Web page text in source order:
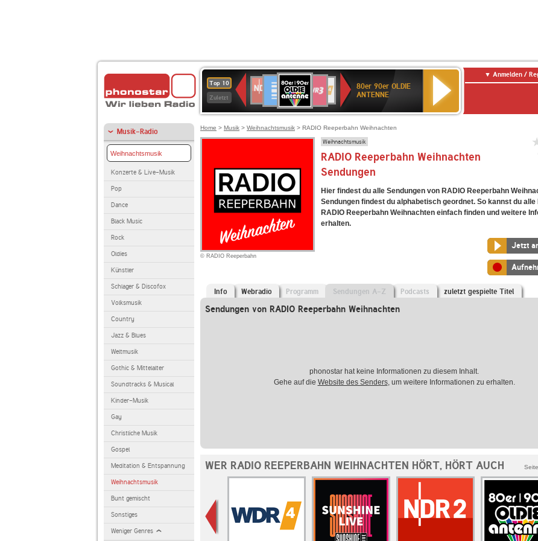
Top 10
Zuletzt
Deutschlandfunk
80er
90er
OLDIE
ANTENNE
SWR3
SWR
Kultur
NDR
2
80er 90er OLDIE
ANTENNE
Anmelden /
Musik-Radio
Weihnachtsmusik
Konzerte & Live-Musik
Pop
Dance
Black Music
Rock
Oldies
Künstler
Schlager & Discofox
Volksmusik
Country
Jazz & Blues
Weltmusik
Gothic & Mittelalter
Soundtracks & Musical
Kinder-Musik
Gay
Christliche Musik
Gospel
Meditation & Entspannung
Weihnachtsmusik
Bunt gemischt
Sonstiges
Weniger Genres
Home > Musik > Weihnachtsmusik > RADIO Reeperbahn Weihnachten
© RADIO Reeperbahn
Weihnachtsmusik
RADIO Reeperbahn Weihnachten
Sendungen
Hier findest du alle Sendungen von RADIO Reeperbahn
Sendungen findest du alphabetisch geordnet. So kannst du alle
RADIO Reeperbahn Weihnachten einfach finden und weitere
erhalten.
Jetzt
Info Webradio Programm Sendungen A-Z Podcasts zuletzt gespielte Titel
Sendungen von RADIO Reeperbahn Weihnachten
phonostar hat keine Informationen zu diesem Inhalt.
Gehe auf die Website des Senders, um weitere Informationen zu erhalten.
WER RADIO REEPERBAHN WEIHNACHTEN HÖRT, HÖRT AUCH Seite